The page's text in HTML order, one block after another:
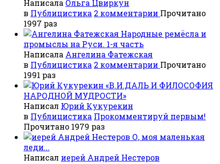
Написала Ольга Цвиркун
в Публицистика 2 комментарии Прочитано
1997 раз
Народные ремёсла и
промыслы на Руси. 1-я часть
Написала Ангелина Фатежская
в Публицистика 2 комментарии Прочитано
1991 раз
«В.И.ДАЛЬ И ФИЛОСОФИЯ
НАРОДНОЙ МУДРОСТИ»
Написал Юрий Кукурекин
в Публицистика Прокомментируй первым!
Прочитано 1979 раз
О, моя маленькая
леди...
Написал иерей Андрей Нестеров